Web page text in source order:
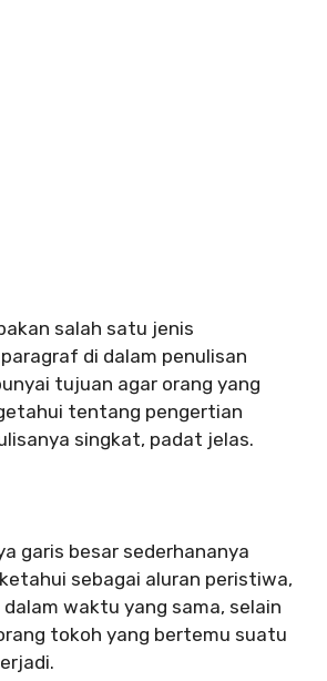
salah satu jenis
di dalam penulisan
tujuan agar orang yang
tentang pengertian
singkat, padat jelas.
garis besar sederhananya
sebagai aluran peristiwa,
waktu yang sama, selain
tokoh yang bertemu suatu